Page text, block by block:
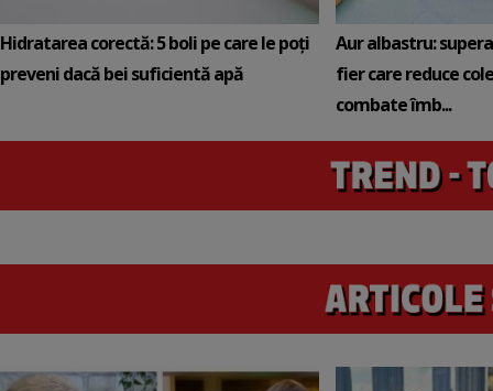
Hidratarea corectă: 5 boli pe care le poți
preveni dacă bei suficientă apă
Aur albastru:
fier care reduce
combate îmb...